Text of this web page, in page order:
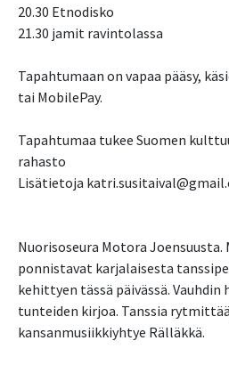
20.30 Etnodisko
21.30 jamit ravintolassa
Tapahtumaan on vapaa pääsy,
tai MobilePay.
Tapahtumaa tukee Suomen
rahasto
Lisätietoja
Nuorisoseura Motora
ponnistavat karjalaisesta
kehittyen tässä päivässä. Vauhdin
tunteiden kirjoa. Tanssia
kansanmusiikkiyhtye Rälläkkä.